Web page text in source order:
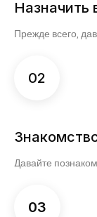
Назначить
Прежде всего,
02
Давайте
03